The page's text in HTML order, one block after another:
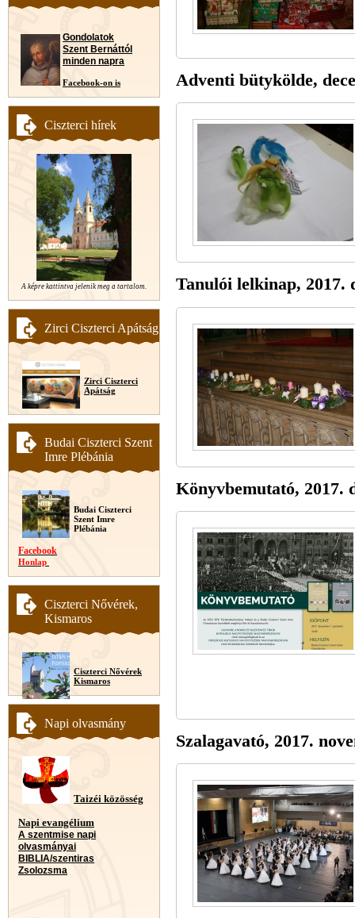
Gondolatok
Szent Bernáttól
minden napra
Facebook-on is
Ciszterci hírek
A képre kattintva jelenik meg a tartalom.
Zirci Ciszterci Apátság
Zirci Ciszterci
Apátság
Budai Ciszterci Szent
Imre Plébánia
Budai Ciszterci
Szent Imre
Plébánia
Facebook
Honlap
Ciszterci Nővérek,
Kismaros
Ciszterci Nővérek
Kismaros
Napi olvasmány
Taizéi közösség
Napi evangélium
A szentmise napi
olvasmányai
BIBLIA/szentiras
Zsolozsma
Adventi bütykölde,
Tanulói lelkinap, 2017.
Könyvbemutató, 2017.
Szalagavató, 2017.